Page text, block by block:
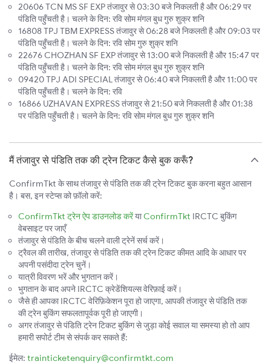
20606 TCN MS SF EXP तंजावुर से 03:30 बजे निकलती है और 06:29 पर
पंडिति पहुँचती है। चलने के दिन: रवि सोम मंगल बुध गुरु शुक्र शनि
16808 TPJ TBM EXPRESS तंजावुर से 06:28 बजे निकलती है और 09:03 पर
पंडिति पहुँचती है। चलने के दिन: रवि सोम गुरु शुक्र शनि
22676 CHOZHAN SF EXP तंजावुर से 13:00 बजे निकलती है और 15:47 पर
पंडिति पहुँचती है। चलने के दिन: रवि सोम मंगल बुध गुरु शुक्र शनि
09420 TPJ ADI SPECIAL तंजावुर से 06:40 बजे निकलती है और 11:00 पर
पंडिति पहुँचती है। चलने के दिन: रवि
16866 UZHAVAN EXPRESS तंजावुर से 21:50 बजे निकलती है और 01:38
पर पंडिति पहुँचती है। चलने के दिन: रवि सोम मंगल बुध गुरु शुक्र शनि
मैं तंजावुर से पंडिति तक की ट्रेन टिकट कैसे बुक करूँ?
ConfirmTkt के साथ तंजावुर से पंडिति तक की ट्रेन टिकट बुक करना बहुत आसान
है। बस, इन स्टेप्स को फ़ॉलो करें:
ConfirmTkt ट्रेन ऐप डाउनलोड करेंयाConfirmTkt IRCTC बुकिंग
वेबसाइट पर जाएँ
तंजावुर से पंडिति के बीच चलने वाली ट्रेनें सर्च करें।
ट्रैवल की तारीख, तंजावुर से पंडिति तक की ट्रेन टिकट कीमत आदि के आधार पर
अपनी पसंदीदा ट्रेन चुनें।
यात्री विवरण भरें और भुगतान करें।
भुगतान के बाद अपने IRCTC क्रेडेंशियल्स वेरिफ़ाई करें।
जैसे ही आपका IRCTC वेरिफ़िकेशन पूरा हो जाएगा, आपकी तंजावुर से पंडिति तक
की ट्रेन बुकिंग सफलतापूर्वक पूरी हो जाएगी।
अगर तंजावुर से पंडिति ट्रेन टिकट बुकिंग से जुड़ा कोई सवाल या समस्या हो तो आप
हमारी सपोर्ट टीम से संपर्क कर सकते हैं:
ईमेल: trainticketenquiry@confirmtkt.com